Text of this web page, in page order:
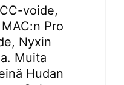
voide,
Pro
Nyxin
Muita
Hudan